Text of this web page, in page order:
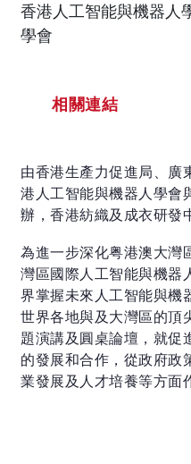
香港人工智能與機器人
學會
相關連結
由香港生產力促進局、廣
港人工智能與機器人學會
辦，香港紡織及成衣研發
為進一步深化粤港澳大灣
灣區國際人工智能與機
界掌握未來人工智能與機
世界各地與及大灣區的頂
題演講及圓桌論壇，就促
的發展和合作，從政府政
業發展及人才培養等方面